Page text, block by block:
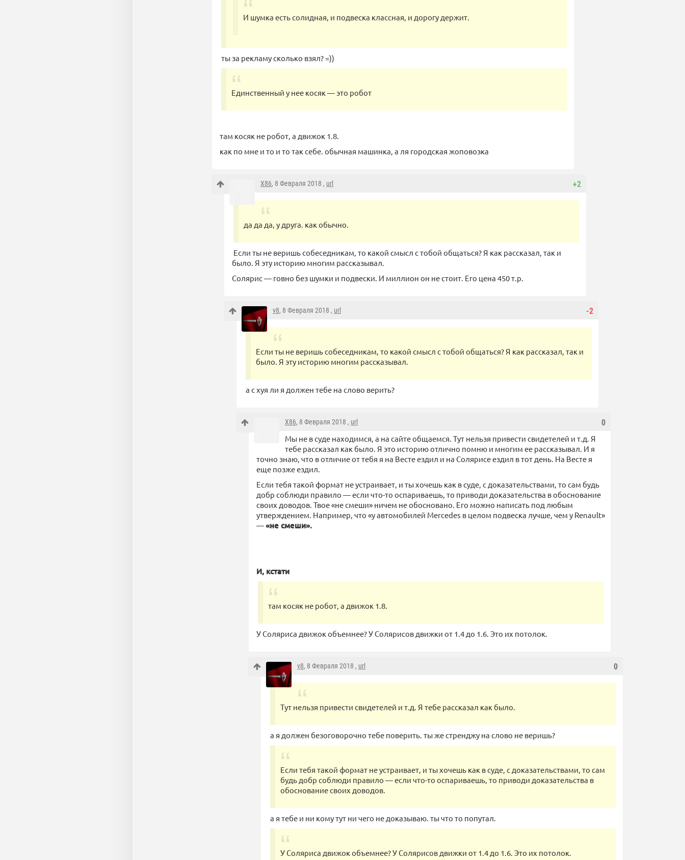
И шумка есть солидная, и подвеска классная, и дорогу держит.
ты за рекламу сколько взял? =))
Единственный у нее косяк — это робот
там косяк не робот, а движок 1.8.
как по мне и то и то так себе. обычная машинка, а ля городская жоповозка
+2
X86, 8 Февраля 2018 , url
да да да, у друга. как обычно.
Если ты не веришь собеседникам, то какой смысл с тобой общаться? Я как рассказал, так и
было. Я эту историю многим рассказывал.
Солярис — говно без шумки и подвески. И миллион он не стоит. Его цена 450 т.р.
-2
v8, 8 Февраля 2018 , url
Если ты не веришь собеседникам, то какой смысл с тобой общаться? Я как рассказал, так и
было. Я эту историю многим рассказывал.
а с хуя ли я должен тебе на слово верить?
0
X86, 8 Февраля 2018 , url
Мы не в суде находимся, а на сайте общаемся. Тут нельзя привести свидетелей и т.д. Я
тебе рассказал как было. Я это историю отлично помню и многим ее рассказывал. И я
точно знаю, что в отличие от тебя я на Весте ездил и на Солярисе ездил в тот день. На Весте я
еще позже ездил.
Если тебя такой формат не устраивает, и ты хочешь как в суде, с доказательствами, то сам будь
добр соблюди правило — если что-то оспариваешь, то приводи доказательства в обоснование
своих доводов. Твое «не смеши» ничем не обосновано. Его можно написать под любым
утверждением. Например, что «у автомобилей Mercedes в целом подвеска лучше, чем у Renault»
—«не смеши».
И, кстати
там косяк не робот, а движок 1.8.
У Соляриса движок объемнее? У Солярисов движки от 1.4 до 1.6. Это их потолок.
0
v8, 8 Февраля 2018 , url
Тут нельзя привести свидетелей и т.д. Я тебе рассказал как было.
а я должен безоговорочно тебе поверить. ты же стренджу на слово не веришь?
Если тебя такой формат не устраивает, и ты хочешь как в суде, с доказательствами, то сам
будь добр соблюди правило — если что-то оспариваешь, то приводи доказательства в
обоснование своих доводов.
а я тебе и ни кому тут ни чего не доказываю. ты что то попутал.
У Соляриса движок объемнее? У Солярисов движки от 1.4 до 1.6. Это их потолок.